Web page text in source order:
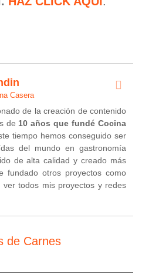
Casera
de la creación de contenido
de 10 años que fundé Cocina
tiempo hemos conseguido ser
del mundo en gastronomía
de alta calidad y creado más
fundado otros proyectos como
ver todos mis proyectos y redes
de Carnes